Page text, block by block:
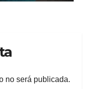
no será publicada.